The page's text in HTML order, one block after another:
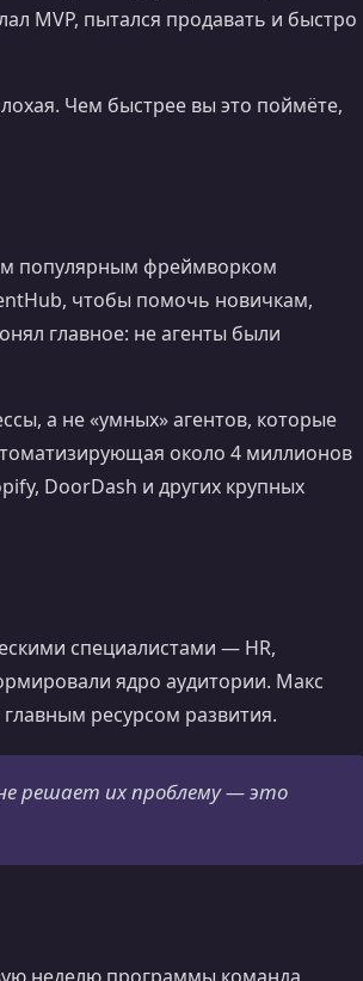
MVP, пытался продавать и быстро
Чем быстрее вы это поймёте,
популярным фреймворком
чтобы помочь новичкам,
главное: не агенты были
а не «умных» агентов, которые
около 4 миллионов
DoorDash и других крупных
специалистами — HR,
ядро аудитории. Макс
ресурсом развития.
решает их проблему — это